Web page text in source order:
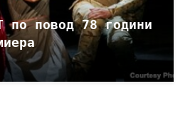
по повод 78 години